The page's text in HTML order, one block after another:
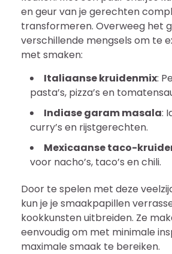
en geur van je gerechten
transformeren. Overweeg het
verschillende mengsels om te
met smaken:
Italiaanse kruidenmix:
pasta’s, pizza’s en
Indiase garam masala:
curry’s en rijstgerechten.
Mexicaanse taco-
voor nacho’s, taco’s en chili.
Door te spelen met deze
kun je je smaakpapillen
kookkunsten uitbreiden. Ze
eenvoudig om met minimale
maximale smaak te bereiken.